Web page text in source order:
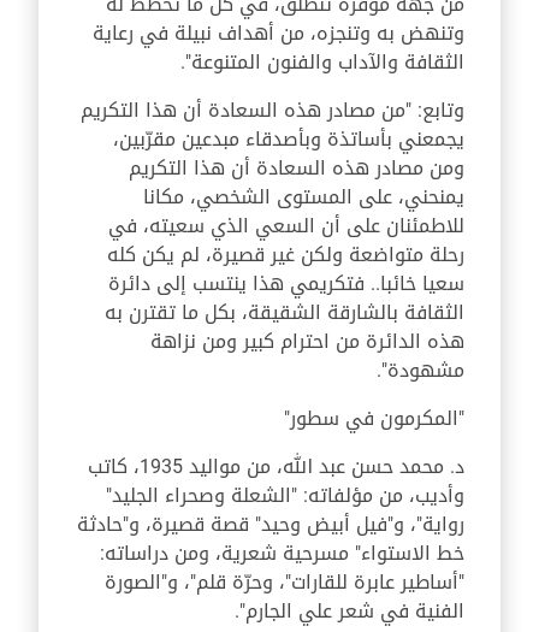
وتنهض به وتنجزه، من أهداف نبيلة في رعاية
الثقافة والآداب والفنون المتنوعة".
وتابع: "من مصادر هذه السعادة أن هذا التكريم
يجمعني بأساتذة وبأصدقاء مبدعين مقرّبين،
ومن مصادر هذه السعادة أن هذا التكريم
يمنحني، على المستوى الشخصي، مكانا
للاطمئنان على أن السعي الذي سعيته، في
رحلة متواضعة ولكن غير قصيرة، لم يكن كله
سعيا خائبا.. فتكريمي هذا ينتسب إلى دائرة
الثقافة بالشارقة الشقيقة، بكل ما تقترن به
هذه الدائرة من احترام كبير ومن نزاهة
مشهودة".
"المكرمون في سطور"
د. محمد حسن عبد الله، من مواليد 1935، كاتب
وأديب، من مؤلفاته: "الشعلة وصحراء الجليد"
رواية"، و"فيل أبيض وحيد" قصة قصيرة، و"حادثة
خط الاستواء" مسرحية شعرية، ومن دراساته:
"أساطير عابرة للقارات"، وحرّة قلم"، و"الصورة
الفنية في شعر علي الجارم".